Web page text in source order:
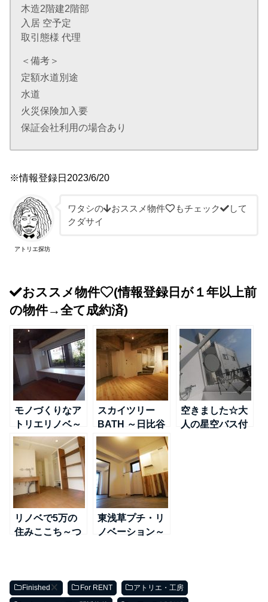
木造2階建2階部
入居 空予定
取引態様 代理
＜備考＞
定額水道別途
水道
火災保険加入要
保証会社利用の場合あり
※情報登録日2023/6/20
アトリエ探坊
ワタシの おススメ物件 もチェック
して
クダサイ
おススメ物件
(情報登録日が１年以上前
の物件→全て成約済)
モノづくりなア
トリエリノベ～
日比谷線＠南千
スカイツリー
BATH ～日比谷
線＠南千住
空きました☆大
人の星空バス付
リノベで5万の
住みここち～つ
東浅草プチ・リ
ノベーション～
Finished For RENT アトリエ・工房